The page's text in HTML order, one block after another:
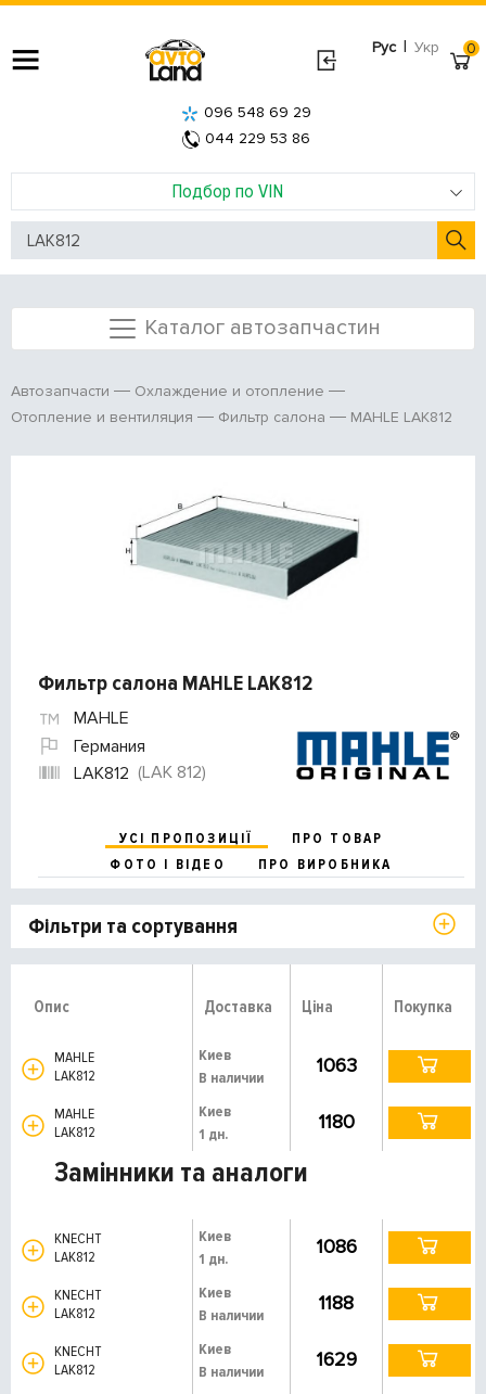
Рус | Укр
Подбор по VIN
096 548 69 29
044 229 53 86
0
Каталог автозапчастин
Автозапчасти
Охлаждение и отопление
Отопление и вентиляция
Фильтр салона MAHLE LAK812
Фильтр салона MAHLE LAK812
MAHLE
Германия
LAK812 (LAK 812)
УСІ ПРОПОЗИЦІЇ
ПРО ТОВАР
ФОТО І ВІДЕО
ПРО ВИРОБНИКА
Фільтри та сортування
Опис Доставка Ціна Покупка
MAHLE
LAK812
Киев
В наличии
1063
MAHLE
LAK812
Киев
1 дн.
1180
Замінники та аналоги
KNECHT
LAK812
Киев
1 дн.
1086
KNECHT
LAK812
Киев
В наличии
1188
KNECHT
LAK812
Киев
В наличии
1629